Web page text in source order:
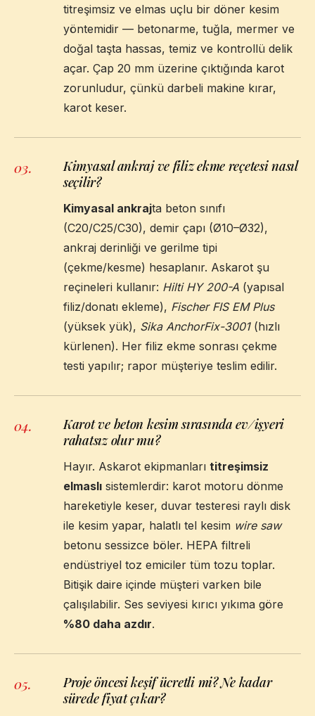
titreşimsiz ve elmas uçlu bir döner kesim
yöntemidir — betonarme, tuğla, mermer ve
doğal taşta hassas, temiz ve kontrollü delik
açar. Çap 20 mm üzerine çıktığında karot
zorunludur, çünkü darbeli makine kırar,
karot keser.
03.
Kimyasal ankraj ve filiz ekme reçetesi nasıl
seçilir?
Kimyasal ankrajta beton sınıfı
(C20/C25/C30), demir çapı (Ø10–Ø32),
ankraj derinliği ve gerilme tipi
(çekme/kesme) hesaplanır. Askarot şu
reçineleri kullanır: Hilti HY 200-A (yapısal
filiz/donatı ekleme), Fischer FIS EM Plus
(yüksek yük), Sika AnchorFix-3001(hızlı
kürlenen). Her filiz ekme sonrası çekme
testi yapılır; rapor müşteriye teslim edilir.
04.
Karot ve beton kesim sırasında ev/işyeri
rahatsız olur mu?
Hayır. Askarot ekipmanları titreşimsiz
elmaslı sistemlerdir: karot motoru dönme
hareketiyle keser, duvar testeresi raylı disk
ile kesim yapar, halatlı tel kesim wire saw
betonu sessizce böler. HEPA filtreli
endüstriyel toz emiciler tüm tozu toplar.
Bitişik daire içinde müşteri varken bile
çalışılabilir. Ses seviyesi kırıcı yıkıma göre
%80 daha azdır.
05.
Proje öncesi keşif ücretli mi? Ne kadar
sürede fiyat çıkar?